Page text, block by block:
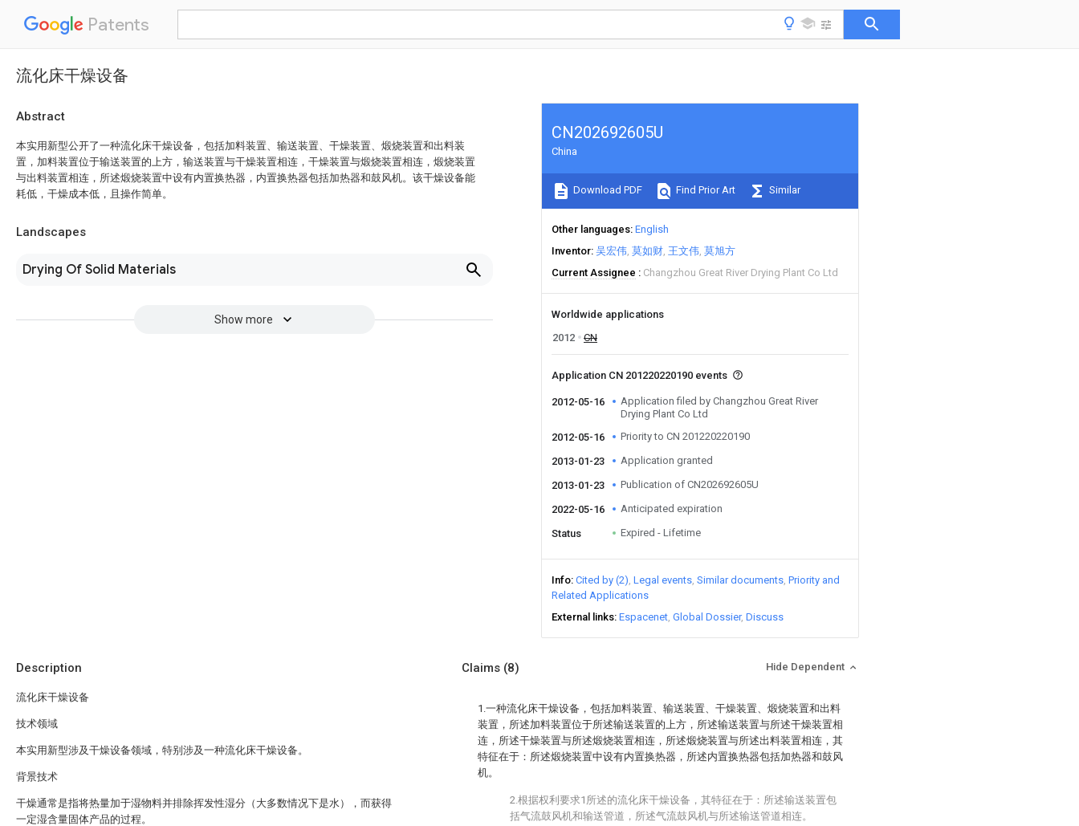
Patents
流化床干燥设备
Abstract
本实用新型公开了一种流化床干燥设备，包括加料装置、输送装置、干燥装置、煅烧装置和出料装
置，加料装置位于输送装置的上方，输送装置与干燥装置相连，干燥装置与煅烧装置相连，煅烧装置
与出料装置相连，所述煅烧装置中设有内置换热器，内置换热器包括加热器和鼓风机。该干燥设备能
耗低，干燥成本低，且操作简单。
Landscapes
Drying Of Solid Materials
Show more
CN202692605U
China
Download PDF Find Prior Art Similar
Other languages English
Inventor 吴宏伟 莫如财 王文伟 莫旭方
Current Assignee
Changzhou Great River Drying Plant Co Ltd
Worldwide applications
2012
CN
Application CN 201220220190 events
2012-05-16
Application filed by Changzhou Great River
Drying Plant Co Ltd
2012-05-16
Priority to CN 201220220190
2013-01-23 Application granted
2013-01-23 Publication of CN202692605U
2022-05-16 Anticipated expiration
Status Expired - Lifetime
Info Cited by (2) Legal events Similar documents Priority and
Related Applications
External links Espacenet Global Dossier Discuss
Description
流化床干燥设备
技术领域
本实用新型涉及干燥设备领域，特别涉及一种流化床干燥设备。
背景技术
干燥通常是指将热量加于湿物料并排除挥发性湿分（大多数情况下是水），而获得
一定湿含量固体产品的过程。
Claims (8) Hide Dependent
1.一种流化床干燥设备，包括加料装置、输送装置、干燥装置、煅烧装置和出料
装置，所述加料装置位于所述输送装置的上方，所述输送装置与所述干燥装置相
连，所述干燥装置与所述煅烧装置相连，所述煅烧装置与所述出料装置相连，其
特征在于：所述煅烧装置中设有内置换热器，所述内置换热器包括加热器和鼓风
机。
2.根据权利要求1所述的流化床干燥设备，其特征在于：所述输送装置包
括气流鼓风机和输送管道，所述气流鼓风机与所述输送管道相连。